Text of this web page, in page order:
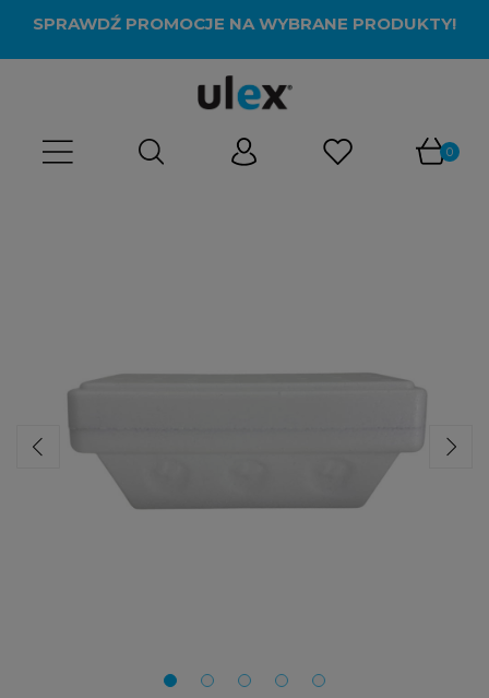
SPRAWDŹ PROMOCJE NA WYBRANE PRODUKTY!